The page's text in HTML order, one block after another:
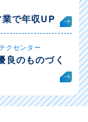
業で年収UP
クセンター
良のものづく